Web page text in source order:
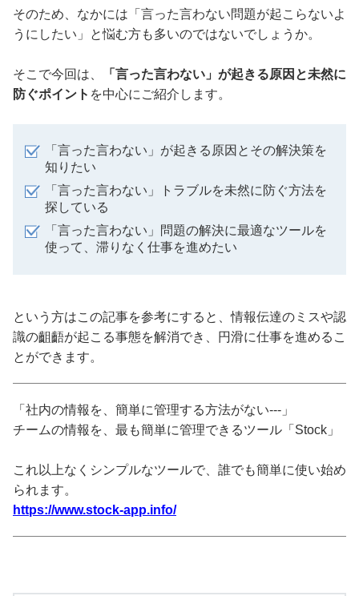
そのため、なかには「言った言わない問題が起こらないよ
うにしたい」と悩む方も多いのではないでしょうか。
そこで今回は、
「言った言わない」が起きる原因と未然に
防ぐポイント を中心にご紹介します。
「言った言わない」が起きる原因とその解決策を
知りたい
「言った言わない」トラブルを未然に防ぐ方法を
探している
「言った言わない」問題の解決に最適なツールを
使って、滞りなく仕事を進めたい
という方はこの記事を参考にすると、情報伝達のミスや認
識の齟齬が起こる事態を解消でき、円滑に仕事を進めるこ
とができます。
「社内の情報を、簡単に管理する方法がない---」
チームの情報を、最も簡単に管理できるツール「Stock」
これ以上なくシンプルなツールで、誰でも簡単に使い始め
られます。
https://www.stock-app.info/